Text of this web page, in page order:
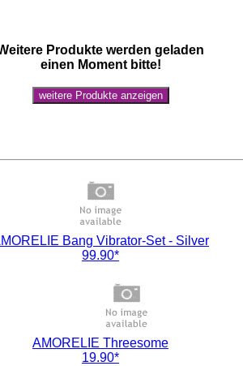
Produkte werden geladen
einen Moment bitte!
Bang Vibrator-Set - Silver
99.90*
AMORELIE Threesome
19.90*